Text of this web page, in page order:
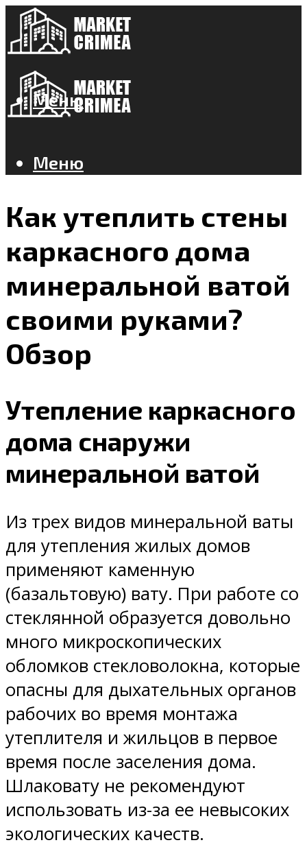
Меню
Меню
Как утеплить стены
каркасного дома
минеральной ватой
своими руками?
Обзор
Утепление каркасного
дома снаружи
минеральной ватой
Из трех видов минеральной ваты
для утепления жилых домов
применяют каменную
(базальтовую) вату. При работе со
стеклянной образуется довольно
много микроскопических
обломков стекловолокна, которые
опасны для дыхательных органов
рабочих во время монтажа
утеплителя и жильцов в первое
время после заселения дома.
Шлаковату не рекомендуют
использовать из-за ее невысоких
экологических качеств.